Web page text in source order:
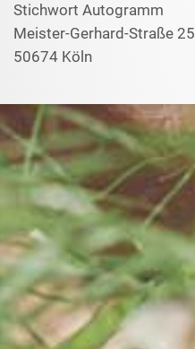
Stichwort Autogramm
Meister-Gerhard-Straße 25
50674 Köln